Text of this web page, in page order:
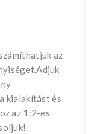
az
kialakítást és
az 1:2-es